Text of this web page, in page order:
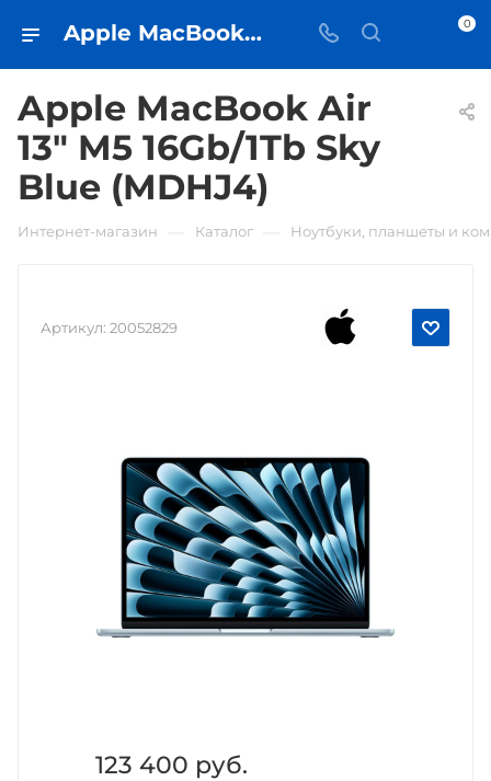
Apple MacBook Air 13" M5 16Gb/1Tb Sky Blue (MDHJ4) • купить в Самаре - iЧехол 0
Apple MacBook Air
13" M5 16Gb/1Tb Sky
Blue (MDHJ4)
Интернет-магазин Каталог Ноутбуки, планшеты и
Артикул: 20052829
123 400 руб.